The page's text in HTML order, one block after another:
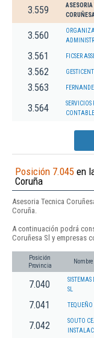
3.559
ASESORIA
3.560
3.561 FICSER
3.562
3.563
3.564
Posición 7.045 en
Coruña
Asesoria Tecnica
Coruña.
A continuación podrá
Coruñesa Sl y empresas
Posición
Provincia
7.040
SISTEMAS
SL
7.041
7.042
SOUTO